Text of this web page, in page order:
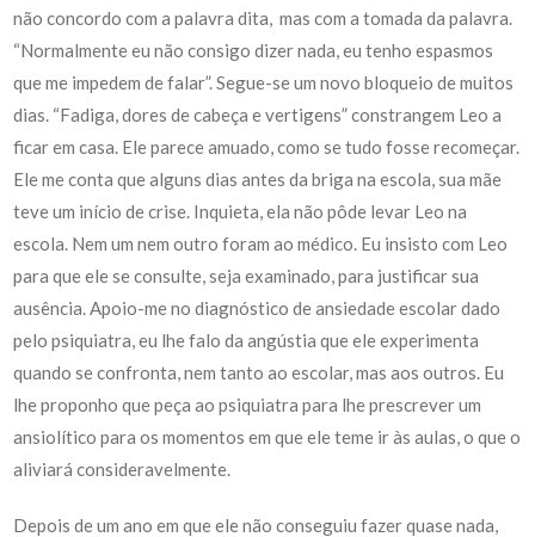
não concordo com a palavra dita, mas com a tomada da palavra.
“Normalmente eu não consigo dizer nada, eu tenho espasmos
que me impedem de falar”. Segue-se um novo bloqueio de muitos
dias. “Fadiga, dores de cabeça e vertigens” constrangem Leo a
ficar em casa. Ele parece amuado, como se tudo fosse recomeçar.
Ele me conta que alguns dias antes da briga na escola, sua mãe
teve um início de crise. Inquieta, ela não pôde levar Leo na
escola. Nem um nem outro foram ao médico. Eu insisto com Leo
para que ele se consulte, seja examinado, para justificar sua
ausência. Apoio-me no diagnóstico de ansiedade escolar dado
pelo psiquiatra, eu lhe falo da angústia que ele experimenta
quando se confronta, nem tanto ao escolar, mas aos outros. Eu
lhe proponho que peça ao psiquiatra para lhe prescrever um
ansiolítico para os momentos em que ele teme ir às aulas, o que o
aliviará consideravelmente.
Depois de um ano em que ele não conseguiu fazer quase nada,